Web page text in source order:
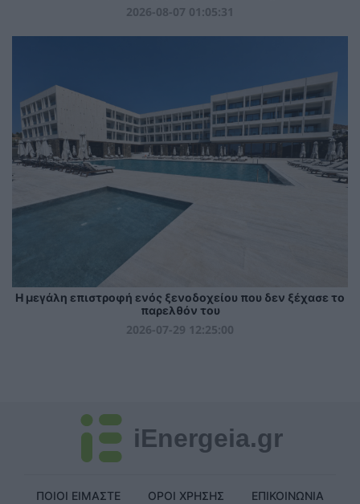
2026-08-07 01:05:31
Η μεγάλη επιστροφή ενός ξενοδοχείου που δεν ξέχασε το
παρελθόν του
2026-07-29 12:25:00
iEnergeia.gr
ΠΟΙΟΙ ΕΙΜΑΣΤΕ ΟΡΟΙ ΧΡΗΣΗΣ ΕΠΙΚΟΙΝΩΝΙΑ